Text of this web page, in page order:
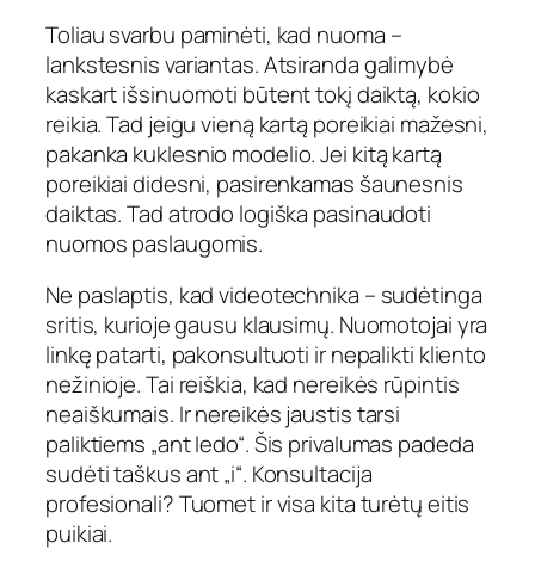
Toliau svarbu paminėti, kad nuoma –
lankstesnis variantas. Atsiranda galimybė
kaskart išsinuomoti būtent tokį daiktą, kokio
reikia. Tad jeigu vieną kartą poreikiai mažesni,
pakanka kuklesnio modelio. Jei kitą kartą
poreikiai didesni, pasirenkamas šaunesnis
daiktas. Tad atrodo logiška pasinaudoti
nuomos paslaugomis.
Ne paslaptis, kad videotechnika – sudėtinga
sritis, kurioje gausu klausimų. Nuomotojai yra
linkę patarti, pakonsultuoti ir nepalikti kliento
nežinioje. Tai reiškia, kad nereikės rūpintis
neaiškumais. Ir nereikės jaustis tarsi
paliktiems „ant ledo“. Šis privalumas padeda
sudėti taškus ant „i“. Konsultacija
profesionali? Tuomet ir visa kita turėtų eitis
puikiai.